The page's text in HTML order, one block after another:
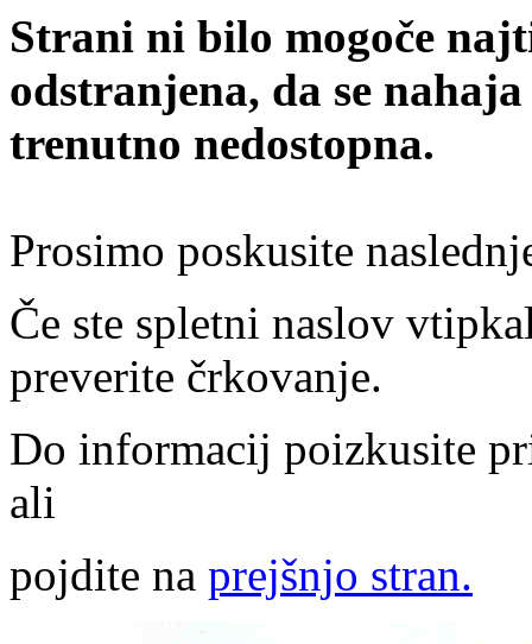
Strani ni bilo mogoče
odstranjena, da se
trenutno nedostopna.
Prosimo poskusite
Če ste spletni naslov
preverite črkovanje.
Do informacij poizkusite
ali
pojdite na prejšnjo stran.